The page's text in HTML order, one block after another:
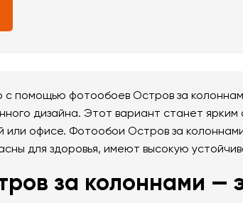
с помощью фотообоев Остров за
дизайна. Этот вариант станет
или офисе. Фотообои Остров за
для здоровья, имеют высокую
за колоннами —